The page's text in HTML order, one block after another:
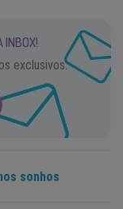
INBOX!
exclusivos.
sonhos